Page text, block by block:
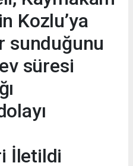
Kozlu’ya
sunduğunu
süresi
İletildi